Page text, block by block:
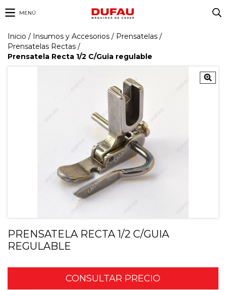
MENÚ
Inicio / Insumos y Accesorios / Prensatelas /
Prensatelas Rectas /
Prensatela Recta 1/2 C/Guia regulable
PRENSATELA RECTA 1/2 C/GUIA
REGULABLE